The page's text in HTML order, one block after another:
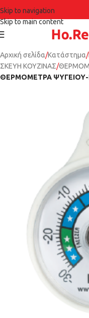
Skip to navigation
Skip to main content
Αρχική σελίδα Κατάστημα
ΣΚΕΥΗ ΚΟΥΖΙΝΑΣ
ΘΕΡΜΟΜΕΤΡΑ